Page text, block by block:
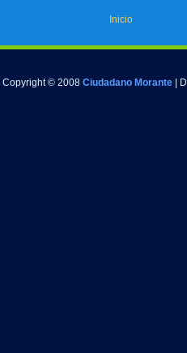
Inicio
Copyright © 2008 Ciudadano Morante |